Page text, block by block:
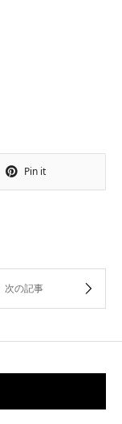
Pin it